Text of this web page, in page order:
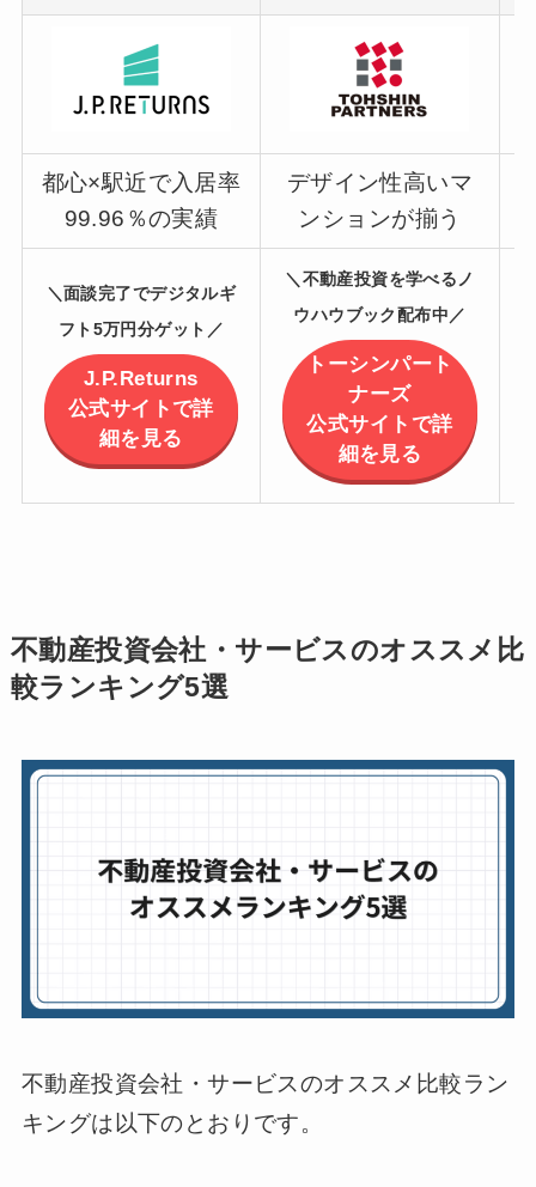
都心×駅近で入居率
99.96％の実績
デザイン性高いマ
ンションが揃う
＼面談完了でデジタルギ
フト5万円分ゲット／
J.P.Returns
公式サイトで詳
細を見る
＼不動産投資を学べるノ
ウハウブック配布中／
トーシンパート
ナーズ
公式サイトで詳
細を見る
不動産投資会社・サービスのオススメ比
較ランキング5選
不動産投資会社・サービスのオススメ比較ラン
キングは以下のとおりです。